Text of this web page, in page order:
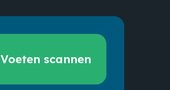
Voeten scannen